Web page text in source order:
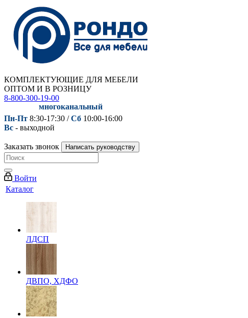
КОМПЛЕКТУЮЩИЕ ДЛЯ МЕБЕЛИ
ОПТОМ И В РОЗНИЦУ
8-800-300-19-00
многоканальный
Пн-Пт 8:30-17:30 /Сб 10:00-16:00
Вс - выходной
Заказать звонок Написать руководству
Войти
Каталог
ЛДСП
ДВПО, ХДФО